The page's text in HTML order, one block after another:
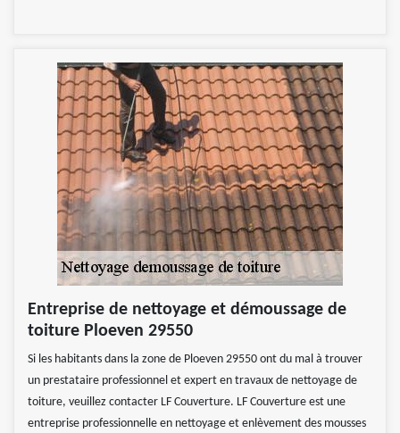
Entreprise de nettoyage et démoussage de
toiture Ploeven 29550
Si les habitants dans la zone de Ploeven 29550 ont du mal à trouver
un prestataire professionnel et expert en travaux de nettoyage de
toiture, veuillez contacter LF Couverture. LF Couverture est une
entreprise professionnelle en nettoyage et enlèvement des mousses